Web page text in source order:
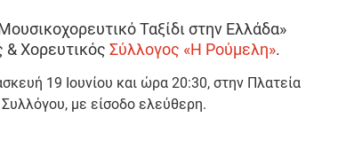
Ταξίδι στην Ελλάδα»
& Χορευτικός Σύλλογος «Η Ρούμελη».
19 Ιουνίου και ώρα 20:30, στην Πλατεία
με είσοδο ελεύθερη.